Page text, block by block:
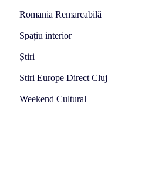
Romania Remarcabilă
Spațiu interior
Știri
Stiri Europe Direct Cluj
Weekend Cultural